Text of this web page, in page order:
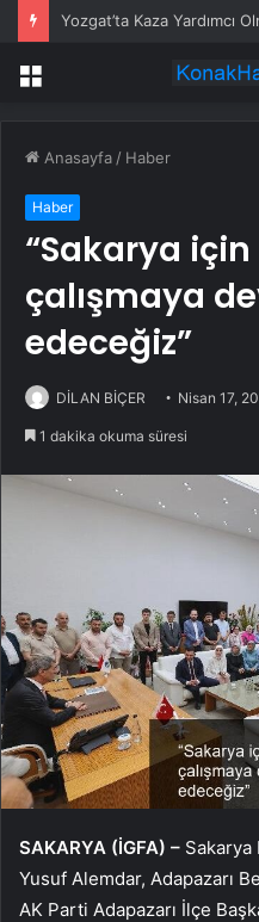
Menü
Anasayfa / Haber
Haber
“Sakarya
çalışmaya
edeceğiz”
DİLAN BİÇER Nisan 17,
1 dakika okuma süresi
SAKARYA (İGFA) – Sakarya
Yusuf Alemdar, Adapazarı
AK Parti Adapazarı İlçe